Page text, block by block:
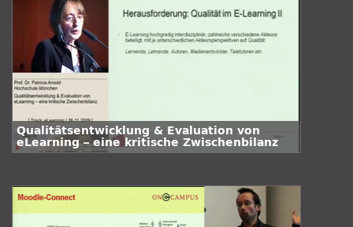
Qualitätsentwicklung & Evaluation von
eLearning – eine kritische Zwischenbilanz